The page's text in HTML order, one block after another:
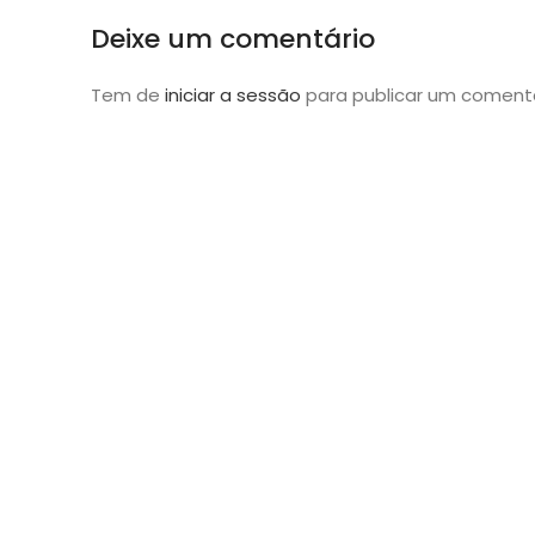
Deixe um comentário
Tem de iniciar a sessão para publicar um